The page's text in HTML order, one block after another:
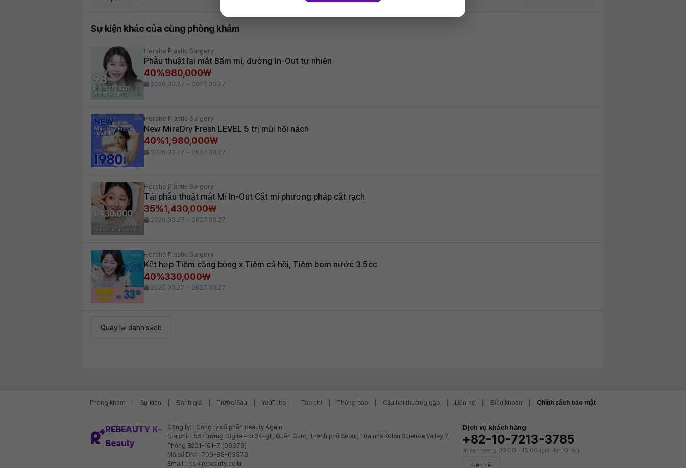
Sự kiện khác của cùng phòng khám
Hershe Plastic Surgery
Phẫu thuật lại mắt Bấm mí, đường In-Out tự nhiên
40%980,000₩
2026.03.27 ~ 2027.03.27
Hershe Plastic Surgery
New MiraDry Fresh LEVEL 5 trị mùi hôi nách
40%1,980,000₩
2026.03.27 ~ 2027.03.27
Hershe Plastic Surgery
Tái phẫu thuật mắt Mí In-Out Cắt mí phương pháp cắt rạch
35%1,430,000₩
2026.03.27 ~ 2027.03.27
Hershe Plastic Surgery
Kết hợp Tiêm căng bóng x Tiêm cá hồi, Tiêm bom nước 3.5cc
40%330,000₩
2026.03.27 ~ 2027.03.27
Quay lại danh sách
Phòng khám Sự kiện Đánh giá Trước/Sau YouTube Tạp chí Thông báo Câu hỏi thường gặp Liên hệ Điều khoản Chính sách bảo mật
REBEAUTY K-
Beauty
Công ty: : Công ty cổ phần Beauty Again
Địa chỉ: : 55 Đường Digital-ro 34-gil, Quận Guro, Thành phố Seoul, Tòa nhà Kolon Science Valley 2,
Phòng B201-161-7 (08378)
Mã số DN: : 706-88-03573
Email: : cs@rebeauty.co.kr
Dịch vụ khách hàng
+82-10-7213-3785
Ngày thường 09:00 - 18:00 (giờ Hàn Quốc)
Liên hệ